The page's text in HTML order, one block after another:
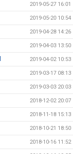
2019-05-27 16:01
2019-05-20 10:54
2019-04-28 14:26
2019-04-03 13:50
2019-04-02 10:53
2019-03-17 08:13
2019-03-03 20:03
2018-12-02 20:07
2018-11-18 15:13
2018-10-21 18:50
2018-10-16 11:52